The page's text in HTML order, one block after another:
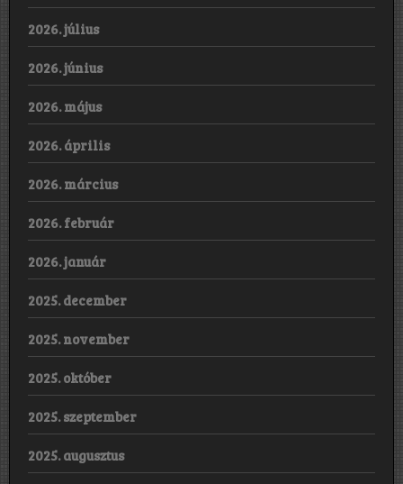
2026. július
2026. június
2026. május
2026. április
2026. március
2026. február
2026. január
2025. december
2025. november
2025. október
2025. szeptember
2025. augusztus